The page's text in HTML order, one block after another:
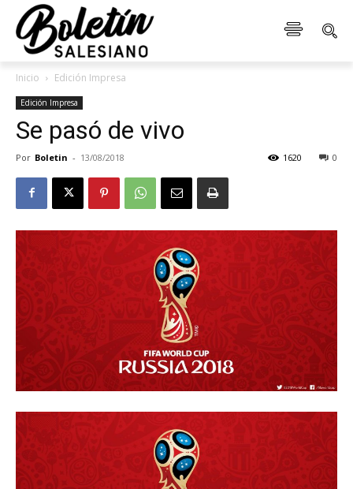
Inicio Edición Impresa
Edición Impresa
Se pasó de vivo
Por Boletin - 13/08/2018 0
1620